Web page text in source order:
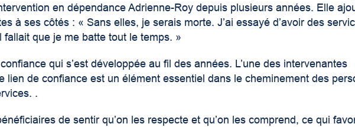
en dépendance Adrienne-Roy depuis plusieurs années. Elle
à ses côtés : « Sans elles, je serais morte. J’ai essayé d’avoir des
que je me batte tout le temps. »
qui s’est développée au fil des années. L’une des intervenantes
lien de confiance est un élément essentiel dans le cheminement des
.
de sentir qu’on les respecte et qu’on les comprend, ce qui